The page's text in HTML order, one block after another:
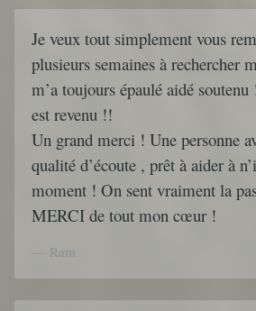
Je veux tout simplement vous
plusieurs semaines à rechercher
m’a toujours épaulé aidé
est revenu !!
Un grand merci ! Une personne
qualité d’écoute , prêt à aider à
moment ! On sent vraiment la
MERCI de tout mon cœur !
Ram